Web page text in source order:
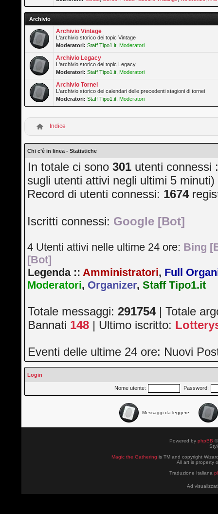
Archivio
Archivio Vintage
L'archivio storico dei topic Vintage
Moderatori: Staff Tipo1.it Moderatori
Archivio Legacy
L'archivio storico dei topic Legacy
Moderatori: Staff Tipo1.it Moderatori
Archivio Tornei
L'archivio storico dei calendari delle precedenti stagioni di tornei
Moderatori: Staff Tipo1.it Moderatori
Indice
Chi c’è in linea - Statistiche
In totale ci sono301 utenti connessi
sugli utenti attivi negli ultimi 5 minuti)
Record di utenti connessi: 1674
Iscritti connessi: Google [Bot]
4 Utenti attivi nelle ultime 24 ore: Bing
[Bot]
Legenda ::Amministratori, Full
Moderatori, Organizer,Staff Tipo1.it
Totale messaggi:291754| Totale
Bannati 148 | Ultimo iscritto:
Eventi delle ultime 24 ore: Nuovi
Login
Nome utente: Password:
Messaggi da leggere
Powered by phpBB
Magic the Gathering is TM and copyright
All art is property
Traduzione Italiana
Ad